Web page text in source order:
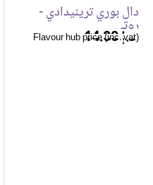
دال بوري ترينيدادي -
روتي
14.00
Flavour hub price (inc. vat)